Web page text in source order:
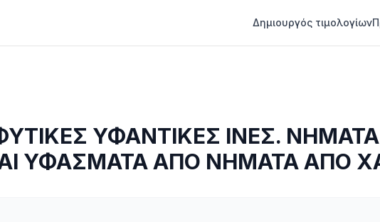
Δημιουργός τιμολογίων
ΥΦΑΝΤΙΚΕΣ ΙΝΕΣ.
ΥΦΑΣΜΑΤΑ ΑΠΟ ΝΗΜΑΤΑ ΑΠΟ